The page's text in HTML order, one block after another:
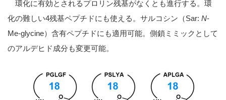
環化に有効とされるプロリン残基がなくとも進行する。環
化の難しい4残基ペプチドにも使える。サルコシン（Sar: N-
Me-glycine）含有ペプチドにも適用可能。側鎖ミミックとして
のアルデヒド成分も変更可能。